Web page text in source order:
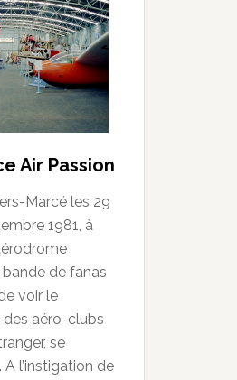
Air Passion
Marcé les 29
1981, à
de fanas
voir le
aéro-clubs
se
l’instigation de